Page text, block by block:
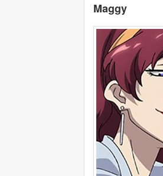
Maggy